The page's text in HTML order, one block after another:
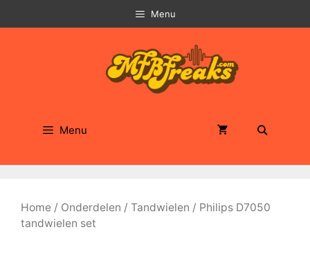
naar
Menu
Menu
Home / Onderdelen / Tandwielen / Philips D7050
tandwielen set